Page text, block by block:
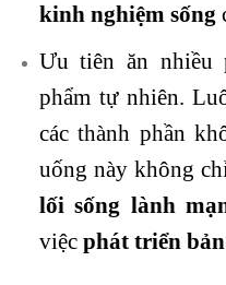
kinh nghiệm sống
Ưu tiên ăn nhiều
phẩm tự nhiên.
các thành phần
uống này không
lối sống lành
việc phát triển